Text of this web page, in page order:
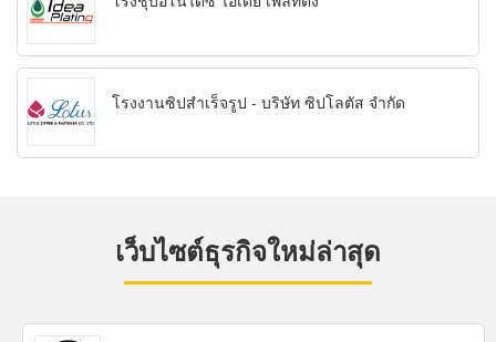
โรงงานซิปสำเร็จรูป - บริษัท ซิปโลตัส จำกัด
เว็บไซต์ธุรกิจใหม่ล่าสุด